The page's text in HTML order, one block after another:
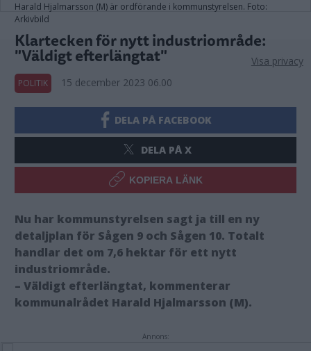
Harald Hjalmarsson (M) är ordförande i kommunstyrelsen. Foto:
Arkivbild
Klartecken för nytt industriområde:
"Väldigt efterlängtat"
POLITIK 15 december 2023 06.00
DELA PÅ FACEBOOK
DELA PÅ X
KOPIERA LÄNK
Nu har kommunstyrelsen sagt ja till en ny
detaljplan för Sågen 9 och Sågen 10. Totalt
handlar det om 7,6 hektar för ett nytt
industriområde.
– Väldigt efterlängtat, kommenterar
kommunalrådet Harald Hjalmarsson (M).
Annons:
Visa privacy